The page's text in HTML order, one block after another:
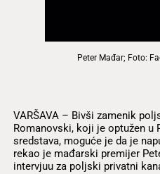
Peter Mađar; Foto:
VARŠAVA – Bivši zamenik
Romanovski, koji je optužen u
sredstava, moguće je da je
rekao je mađarski premijer
intervjuu za poljski privatni